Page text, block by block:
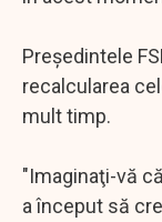
Preşedintele
recalcularea
mult timp.
"Imaginaţi-vă
a început să